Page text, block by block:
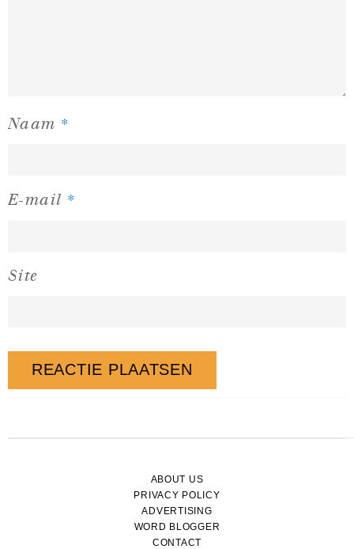
Naam *
E-mail *
Site
ABOUT US
PRIVACY POLICY
ADVERTISING
WORD BLOGGER
CONTACT